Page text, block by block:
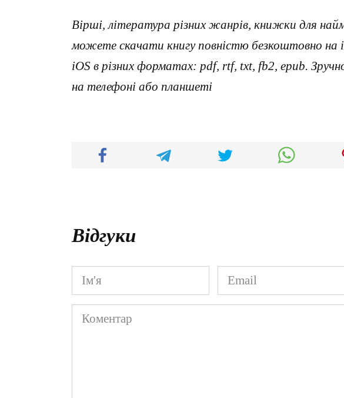
Вірші, література різних жанрів, книжки для
можете скачати книгу повністю безкоштовно
iOS в різних форматах: pdf, rtf, txt, fb2, epub.
на телефоні або планшеті
Відгуки
Ім'я
*
Email
*
Коментар